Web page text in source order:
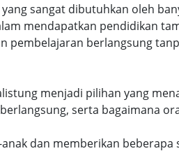
sangat dibutuhkan oleh
mendapatkan pendidikan
pembelajaran berlangsung
menjadi pilihan yang
serta bagaimana
dan memberikan beberapa